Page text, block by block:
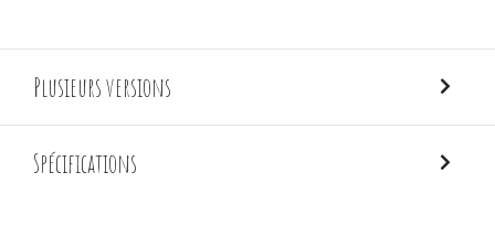
Plusieurs versions
Spécifications